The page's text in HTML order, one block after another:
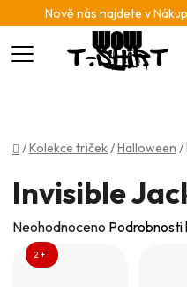
Nově nás najdete v
Domů
/Kolekce triček/Halloween /
Invisible
Průměrné
hodnocení
produktu
Neohodnoceno Podrobnosti
2 + 1